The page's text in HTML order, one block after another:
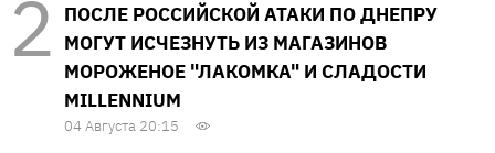
ПОСЛЕ РОССИЙСКОЙ АТАКИ ПО ДНЕПРУ
МОГУТ ИСЧЕЗНУТЬ ИЗ МАГАЗИНОВ
МОРОЖЕНОЕ "ЛАКОМКА" И СЛАДОСТИ
MILLENNIUM
04 Августа 20:15